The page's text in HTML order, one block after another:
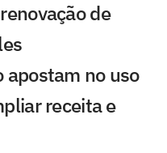
de
apostam no uso
receita e